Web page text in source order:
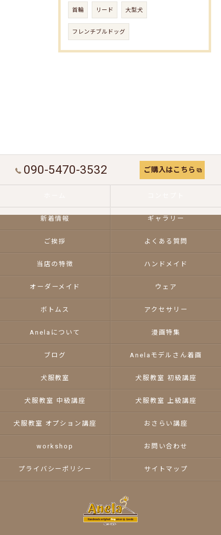
首輪 リード 大型犬
フレンチブルドッグ
090-5470-3532 ご購入はこちら
新着情報 ギャラリー
ご挨拶 よくある質問
当店の特徴 ハンドメイド
オーダーメイド ウェア
ボトムス アクセサリー
Anelaについて 漫画特集
ブログ Anelaモデルさん着画
犬服教室 犬服教室 初級講座
犬服教室 中級講座 犬服教室 上級講座
犬服教室 オプション講座 おさらい講座
workshop お問い合わせ
プライバシーポリシー サイトマップ